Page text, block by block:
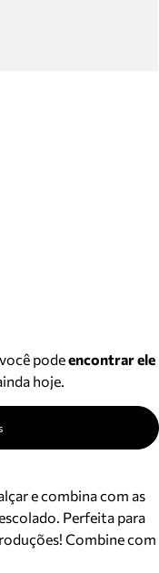
podeencontrar ele
hoje.
e combina com as
Perfeita para
Combine com